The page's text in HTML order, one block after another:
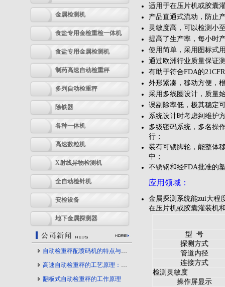
金属检测机
食盐专用金检重检一体机
食盐专用金属检测机
制药高速自动检重秤
多列自动检重秤
除铁器
各种一体机
高速数粒机
X射线异物检测机
全自动检针机
安检设备
地下金属探测器
自动检重秤配喷码机的特点与应用
高速自动检重秤的工艺原理：守护产品质量的幕后力量
翻板式自动检重秤的工作原理
适用于在压片机或胶囊
产品直通式流动，防止
灵敏度高，可以检测小
提高了生产率，每小时
使用简单，采用图标式
通过欧洲行业质量保证
有助于符合FDA的
外形紧凑，移动方便，
采用多线圈设计，质量
误剔除率低，极其稳定
系统设计时考虑到维护
多级密码系统，多名操
行；
装有可锁脚轮，能整体
中；
不锈钢和经FDA批准的
应用领域：
金属探测系统能zui大程
在压片机或胶囊灌装机
型 号
探测方式
管道内径
连接方式
检测灵敏度
操作屏显示